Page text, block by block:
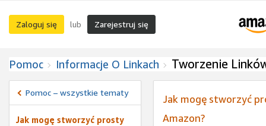
Zaloguj się lub Zarejestruj się
Pomoc Informacje O Linkach Tworzenie
Pomoc – wszystkie tematy
Jak mogę stworzyć prosty
Jak mogę stworzyć
Amazon?